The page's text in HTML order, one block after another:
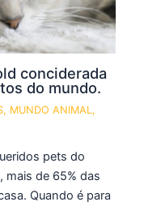
conciderada
do mundo.
, MUNDO ANIMAL ,
pets do
mais de 65% das
Quando é para